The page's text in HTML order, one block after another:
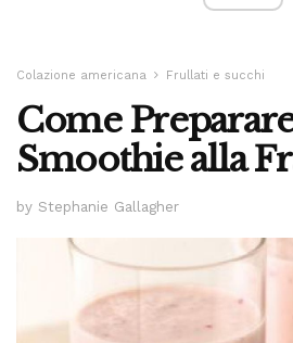
Colazione americana Frullati e succhi
Come
Smoothie alla
by Stephanie Gallagher